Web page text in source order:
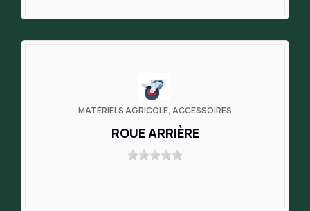
MATÉRIELS AGRICOLE, ACCESSOIRES
ROUE ARRIÈRE